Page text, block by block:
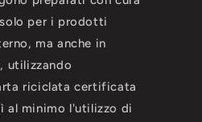
per i prodotti
ma anche in
utilizzando
riciclata certificata
al minimo l'utilizzo di